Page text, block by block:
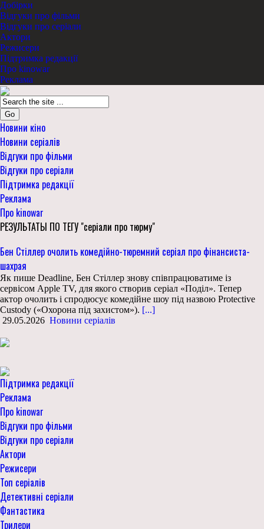
Добірки
Відгуки про фільми
Відгуки про серіали
Актори
Режисери
Підтримка редакції
Про kinowar
Реклама
Go
Новини кіно
Новини серіалів
Відгуки про фільми
Відгуки про серіали
Підтримка редакції
Реклама
Про kinowar
РЕЗУЛЬТАТЫ ПО ТЕГУ "серіали про тюрму"
Бен Стіллер очолить комедійно-тюремний серіал про фінансиста-
шахрая
Як пише Deadline, Бен Стіллер знову співпрацюватиме із
сервісом Apple TV, для якого створив серіал «Поділ». Тепер
актор очолить і спродюсує комедійне шоу під назвою Protective
Custody («Охорона під захистом»). [...]
29.05.2026 Новини серіалів
Підтримка редакції
Реклама
Про kinowar
Відгуки про фільми
Відгуки про серіали
Актори
Режисери
Топ серіалів
Детективні серіали
Фантастика
Трилери